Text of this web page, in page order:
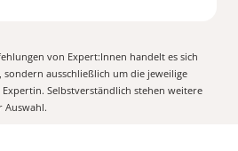
von Expert:Innen handelt es sich
ausschließlich um die jeweilige
Selbstverständlich stehen weitere
Auswahl.